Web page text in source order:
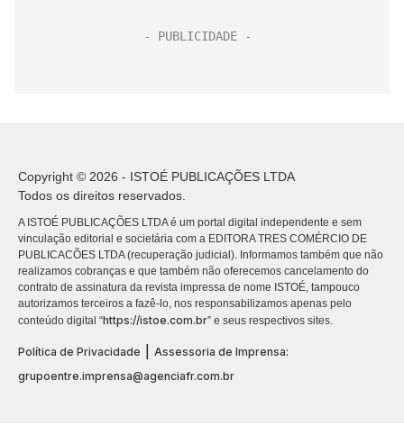
Copyright © 2026 - ISTOÉ PUBLICAÇÕES LTDA
Todos os direitos reservados.
A ISTOÉ PUBLICAÇÕES LTDA é um portal digital independente e sem
vinculação editorial e societária com a EDITORA TRES COMÉRCIO DE
PUBLICACÕES LTDA (recuperação judicial). Informamos também que não
realizamos cobranças e que também não oferecemos cancelamento do
contrato de assinatura da revista impressa de nome ISTOÉ, tampouco
autorizamos terceiros a fazê-lo, nos responsabilizamos apenas pelo
conteúdo digital “https://istoe.com.br” e seus respectivos sites.
Política de Privacidade
Assessoria de Imprensa:
grupoentre.imprensa@agenciafr.com.br